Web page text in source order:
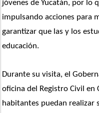
jóvenes de Yucatán, por lo
impulsando acciones para
garantizar que las y los
educación.
Durante su visita, el
oficina del Registro Civil en
habitantes puedan realizar